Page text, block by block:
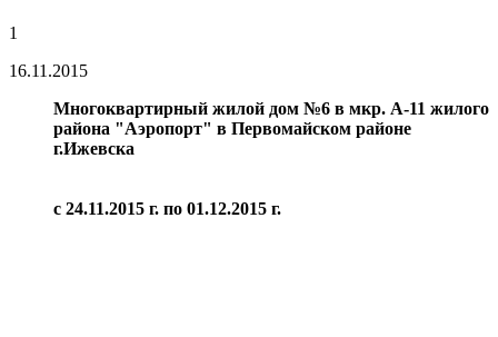
1
16.11.2015
Многоквартирный жилой дом №6 в мкр. А-11 жилого
района "Аэропорт" в Первомайском районе
г.Ижевска
с 24.11.2015 г. по 01.12.2015 г.